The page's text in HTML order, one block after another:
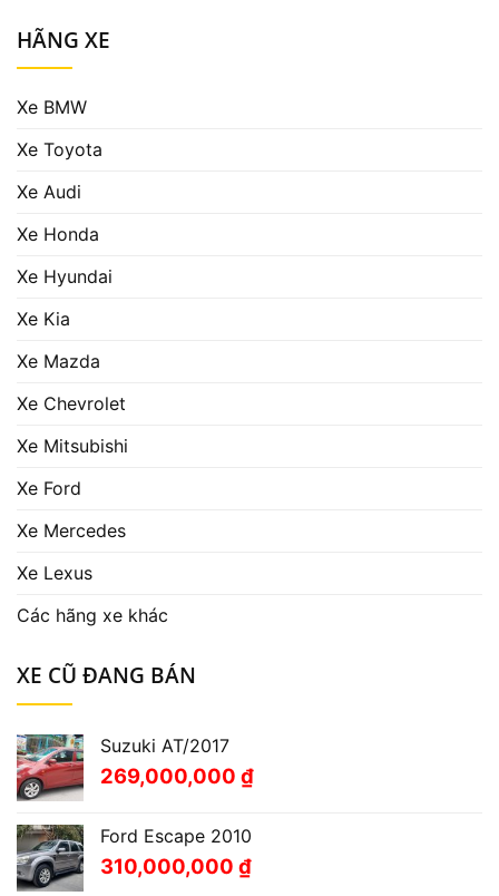
HÃNG XE
Xe BMW
Xe Toyota
Xe Audi
Xe Honda
Xe Hyundai
Xe Kia
Xe Mazda
Xe Chevrolet
Xe Mitsubishi
Xe Ford
Xe Mercedes
Xe Lexus
Các hãng xe khác
XE CŨ ĐANG BÁN
Suzuki AT/2017
269,000,000 ₫
Ford Escape 2010
310,000,000 ₫